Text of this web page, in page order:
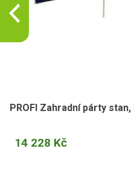
PROFI Zahradní párty
14 228 Kč